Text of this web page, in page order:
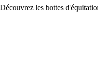
Découvrez les bottes